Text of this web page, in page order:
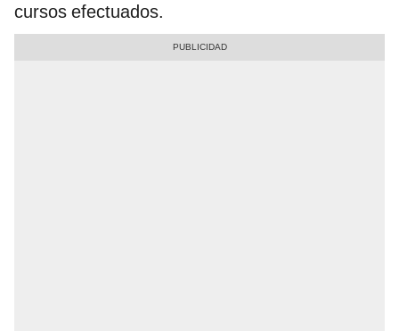
cursos efectuados.